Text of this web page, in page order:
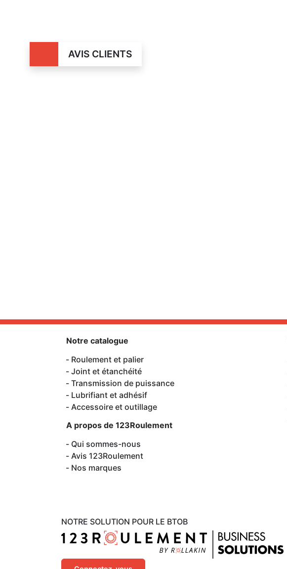
AVIS CLIENTS
NOTRE SOLUTION POUR LE BTOB
Notre catalogue
Roulement et palier
Joint et étanchéité
Transmission de puissance
Lubrifiant et adhésif
Accessoire et outillage
A propos de 123Roulement
Qui sommes-nous
Avis 123Roulement
Nos marques